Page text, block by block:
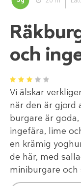
och
1 2 3 4 5
Vi älskar
när den är gjord
burgare är
ingefära, lime
en krämig
de här, med
miniburgare